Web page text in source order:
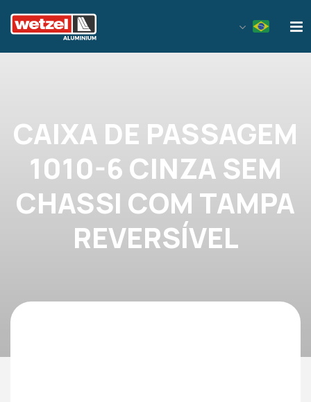
CAIXA DE PASSAGEM
1010-6 CINZA SEM
CHASSI COM TAMPA
REVERSÍVEL